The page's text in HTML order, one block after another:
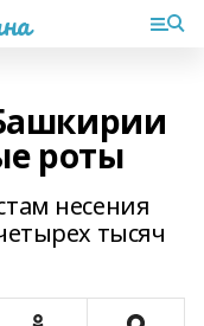
роты
несения
тысяч